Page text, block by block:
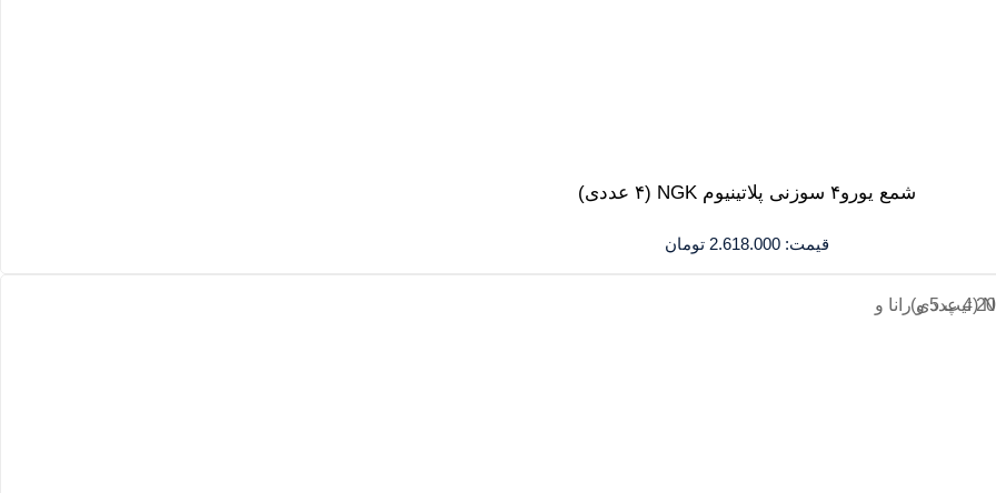
شمع یورو۴ سوزنی پلاتینیوم NGK (۴ عددی)
قیمت: 2.618.000 تومان